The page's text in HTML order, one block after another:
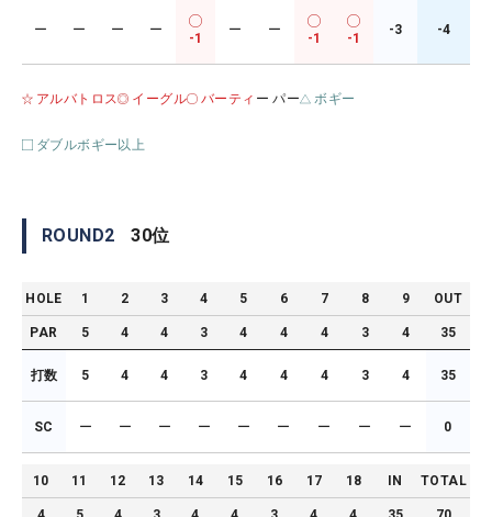
ー ー ー ー
-1
ー ー
-1 -1
-3 -4
アルバトロス イーグル バーティ ー パー ボギー
ダブルボギー以上
ROUND2 30位
HOLE 1 2 3 4 5 6 7 8 9 OUT
PAR 5 4 4 3 4 4 4 3 4 35
打数 5 4 4 3 4 4 4 3 4 35
SC ー ー ー ー ー ー ー ー ー 0
10 11 12 13 14 15 16 17 18 IN TOTAL